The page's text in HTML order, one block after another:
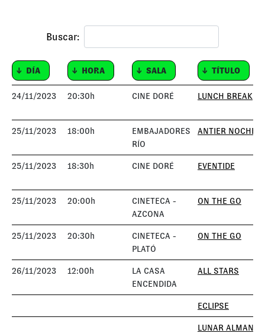
Buscar:
DÍA HORA SALA TÍTULO
DÍA HORA SALA TÍTULO
24/11/2023 20:30h CINE DORÉ LUNCH BREAK
25/11/2023 18:00h
EMBAJADORES
RÍO
ANTIER NOCHE
25/11/2023 18:30h CINE DORÉ EVENTIDE
25/11/2023 20:00h
CINETECA -
AZCONA
ON THE GO
25/11/2023 20:30h
CINETECA -
PLATÓ
ON THE GO
26/11/2023 12:00h
LA CASA
ENCENDIDA
ALL STARS
ECLIPSE
LUNAR ALMANAC